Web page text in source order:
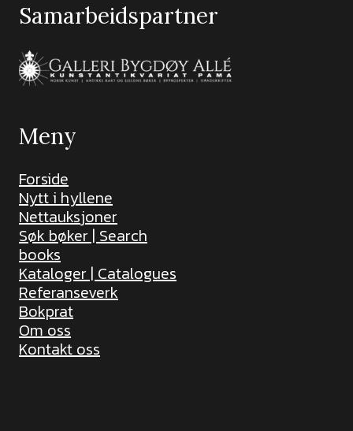
Samarbeidspartner
Meny
Forside
Nytt i hyllene
Nettauksjoner
Søk bøker | Search
books
Kataloger | Catalogues
Referanseverk
Bokprat
Om oss
Kontakt oss